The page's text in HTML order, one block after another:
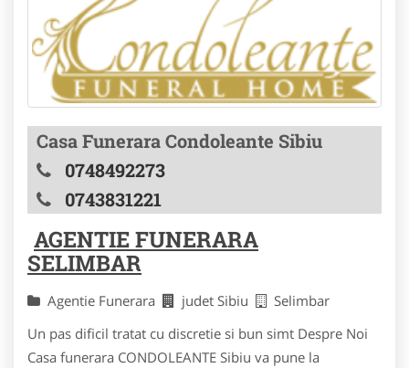
Casa Funerara Condoleante Sibiu
0748492273
0743831221
AGENTIE FUNERARA
SELIMBAR
Agentie Funerara judet Sibiu
Selimbar
Un pas dificil tratat cu discretie si bun simt Despre Noi
Casa funerara CONDOLEANTE Sibiu va pune la